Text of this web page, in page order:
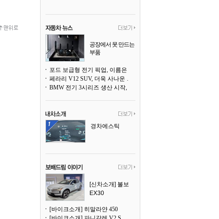
공장에서 못 만드는
부품
어낸다
페라리 V12 SUV, 더욱 사나운 얼굴로 돌아온다
경차에스틱
[신차소개] 볼보
EX30
[바이크소개] 히말라얀 450